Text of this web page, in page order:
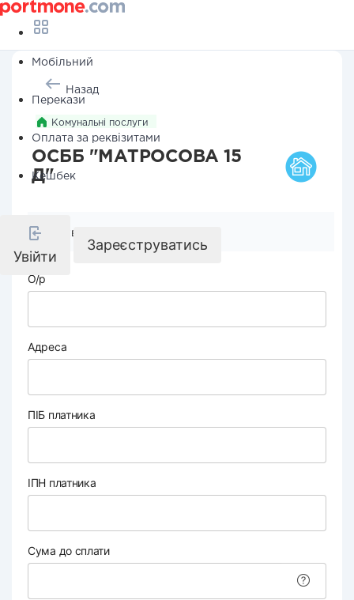
Мобільний
Перекази
Оплата за реквізитами
Кешбек
Увійти
Зареєструватись
Назад
Комунальні послуги
ОСББ "МАТРОСОВА 15
Д"
Реквізити компанії
О/р
Адреса
ПІБ платника
ІПН платника
Сума до сплати